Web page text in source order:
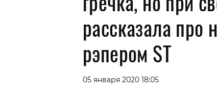
рассказала про
рэпером SТ
05 января 2020 18:05